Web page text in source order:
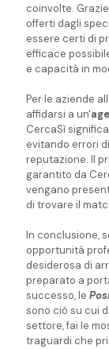
coinvolte.
offerti dagli
essere certi di
efficace
e capacità in
Per le aziende
affidarsi a un'
CercaSì
evitando errori
reputazione. Il
garantito da
vengano
di trovare il
In conclusione,
opportunità
desiderosa di
preparato a
successo, le
sono ciò su cui
settore, fai le
traguardi che